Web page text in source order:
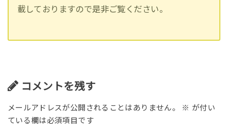
載しておりますので是非ご覧ください。
コメントを残す
メールアドレスが公開されることはありません。 ※ が付い
ている欄は必須項目です